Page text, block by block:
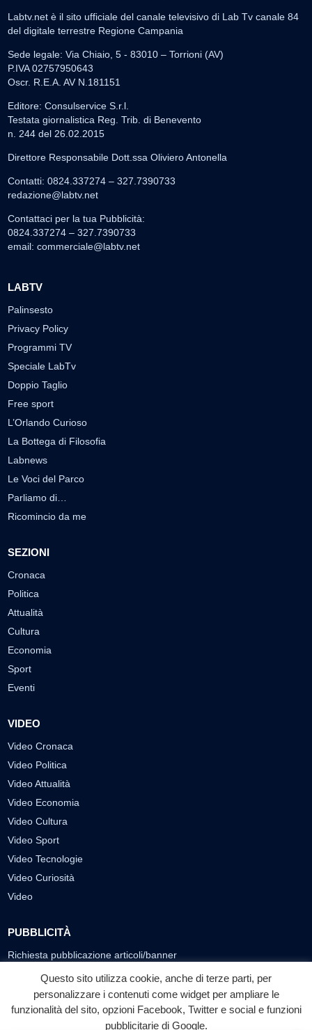
Labtv.net è il sito ufficiale del canale televisivo di Lab Tv canale 84
del digitale terrestre Regione Campania
Sede legale: Via Chiaio, 5 - 83010 – Torrioni (AV)
P.IVA 02757950643
Oscr. R.E.A. AV N.181151
Editore: Consulservice S.r.l.
Testata giornalistica Reg. Trib. di Benevento
n. 244 del 26.02.2015
Direttore Responsabile Dott.ssa Oliviero Antonella
Contatti: 0824.337274 – 327.7390733
redazione@labtv.net
Contattaci per la tua Pubblicità:
0824.337274 – 327.7390733
email: commerciale@labtv.net
LABTV
Palinsesto
Privacy Policy
Programmi TV
Speciale LabTv
Doppio Taglio
Free sport
L’Orlando Curioso
La Bottega di Filosofia
Labnews
Le Voci del Parco
Parliamo di…
Ricomincio da me
SEZIONI
Cronaca
Politica
Attualità
Cultura
Economia
Sport
Eventi
VIDEO
Video Cronaca
Video Politica
Video Attualità
Video Economia
Video Cultura
Video Sport
Video Tecnologie
Video Curiosità
Video
PUBBLICITÀ
Richiesta pubblicazione articoli/banner
SEGUICI SUI SOCIAL
f ◎ ▶
Questo sito utilizza cookie, anche di terze parti, per
personalizzare i contenuti come widget per ampliare le
funzionalità del sito, opzioni Facebook, Twitter e social e funzioni
pubblicitarie di Google.